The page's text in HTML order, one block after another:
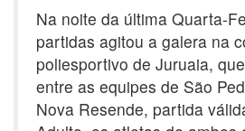
Na noite da última Quarta-
partidas agitou a galera na
poliesportivo de Juruaia,
entre as equipes de São
Nova Resende, partida